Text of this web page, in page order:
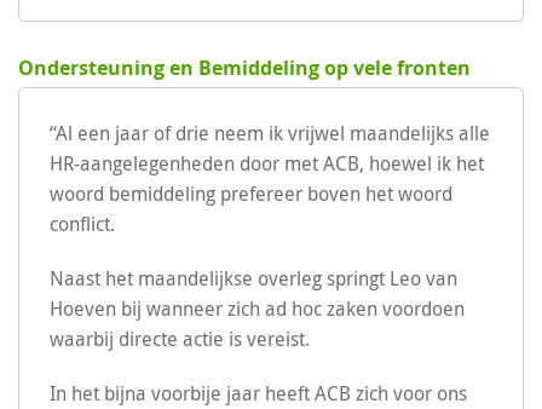
Ondersteuning en Bemiddeling op vele fronten
“Al een jaar of drie neem ik vrijwel maandelijks alle
HR-aangelegenheden door met ACB, hoewel ik het
woord bemiddeling prefereer boven het woord
conflict.
Naast het maandelijkse overleg springt Leo van
Hoeven bij wanneer zich ad hoc zaken voordoen
waarbij directe actie is vereist.
In het bijna voorbije jaar heeft ACB zich voor ons